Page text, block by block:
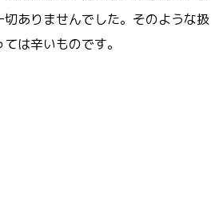
切ありませんでした。そのような扱
は辛いものです。